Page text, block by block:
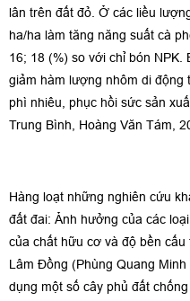
lân trên đất đỏ. Ở các liều
ha/ha làm tăng năng suất cà
16; 18 (%) so với chỉ bón NPK.
giảm hàm lượng nhôm di động
phì nhiêu, phục hồi sức sản
Trung Bình, Hoàng Văn Tám,
Hàng loạt những nghiên cứu
đất đai: Ảnh hưởng của các
của chất hữu cơ và độ bền
Lâm Đồng (Phùng Quang
dụng một số cây phủ đất